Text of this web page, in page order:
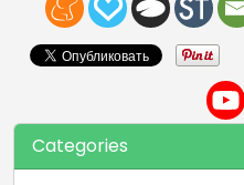
Categories